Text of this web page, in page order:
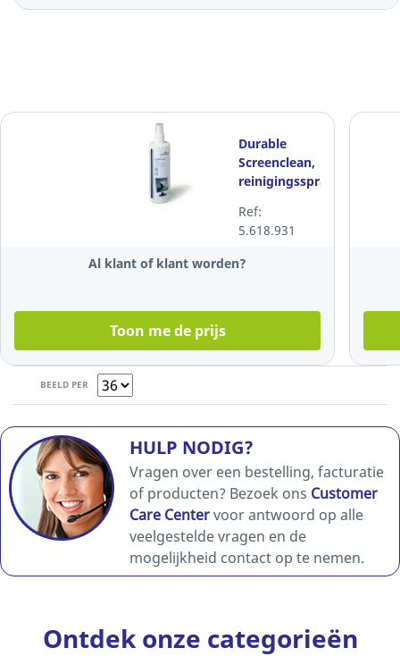
Durable
Screenclean,
reinigingsspray
schermen,
250 ml
Ref:
5.618.931
Al klant of klant worden?
Toon me de prijs
BEELD PER
HULP NODIG?
Vragen over een bestelling, facturatie
of producten? Bezoek ons Customer
Care Centervoor antwoord op alle
veelgestelde vragen en de
mogelijkheid contact op te nemen.
Ontdek onze categorieën